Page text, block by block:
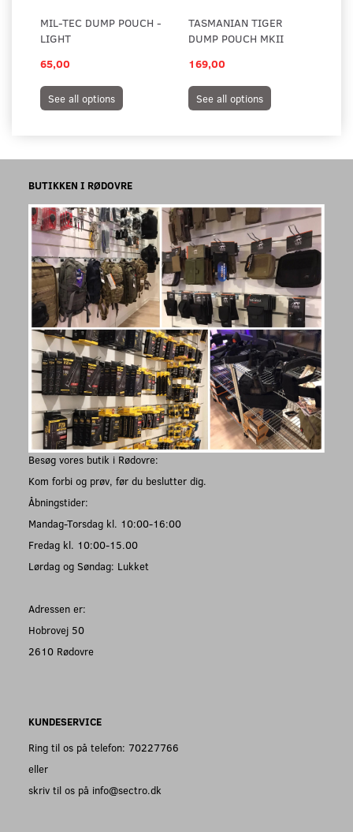
MIL-TEC DUMP POUCH -
LIGHT
65,00
See all options
TASMANIAN TIGER
DUMP POUCH MKII
169,00
See all options
BUTIKKEN I RØDOVRE
Besøg vores butik i Rødovre:
Kom forbi og prøv, før du beslutter dig.
Åbningstider:
Mandag-Torsdag kl. 10:00-16:00
Fredag kl. 10:00-15.00
Lørdag og Søndag: Lukket
Adressen er:
Hobrovej 50
2610 Rødovre
KUNDESERVICE
Ring til os på telefon: 70227766
eller
skriv til os på info@sectro.dk